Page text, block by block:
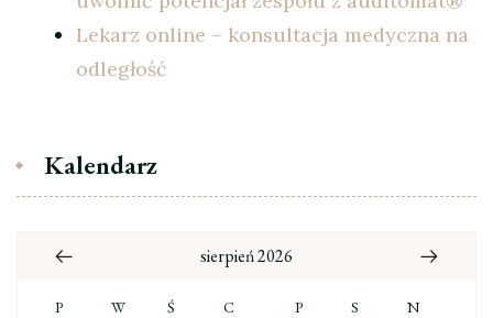
Lekarz online – konsultacja medyczna na
odległość
Kalendarz
sierpień 2026
P W Ś C P S N